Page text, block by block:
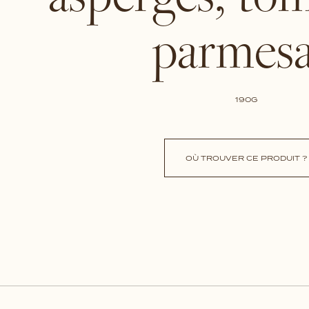
190G
OÙ TROUVER CE PRODUIT ?